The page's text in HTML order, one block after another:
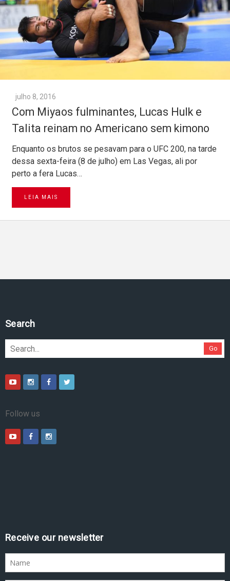
julho 8, 2016
Com Miyaos fulminantes, Lucas Hulk e
Talita reinam no Americano sem kimono
Enquanto os brutos se pesavam para o UFC 200, na tarde
dessa sexta-feira (8 de julho) em Las Vegas, ali por
perto a fera Lucas…
LEIA MAIS
Search
Go
Follow us
Receive our newsletter